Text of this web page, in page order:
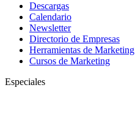
Descargas
Calendario
Newsletter
Directorio de Empresas
Herramientas de Marketing
Cursos de Marketing
Especiales